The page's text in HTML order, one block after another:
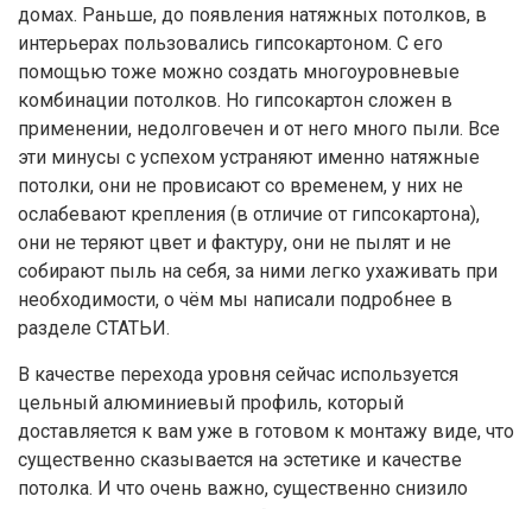
домах. Раньше, до появления натяжных потолков, в
интерьерах пользовались гипсокартоном. С его
помощью тоже можно создать многоуровневые
комбинации потолков. Но гипсокартон сложен в
применении, недолговечен и от него много пыли. Все
эти минусы с успехом устраняют именно натяжные
потолки, они не провисают со временем, у них не
ослабевают крепления (в отличие от гипсокартона),
они не теряют цвет и фактуру, они не пылят и не
собирают пыль на себя, за ними легко ухаживать при
необходимости, о чём мы написали подробнее в
разделе СТАТЬИ.
В качестве перехода уровня сейчас используется
цельный алюминиевый профиль, который
доставляется к вам уже в готовом к монтажу виде, что
существенно сказывается на эстетике и качестве
потолка. И что очень важно, существенно снизило